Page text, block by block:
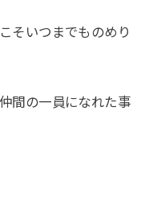
そいつまでものめり
間の一員になれた事